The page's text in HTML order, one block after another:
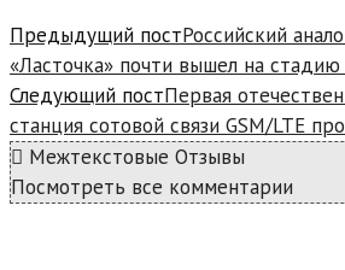
Предыдущий постРоссийский
«Ласточка» почти вышел на
Следующий постПервая
станция сотовой связи GSM/LTE
Межтекстовые Отзывы
Посмотреть все комментарии